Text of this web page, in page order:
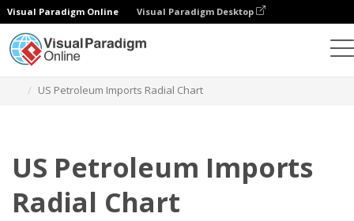
Visual Paradigm Online Visual Paradigm Desktop
US Petroleum Imports Radial Chart
US Petroleum Imports
Radial Chart